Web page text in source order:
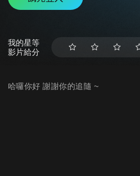
我的星等
影片給分
哈囉你好 謝謝你的追隨 ~